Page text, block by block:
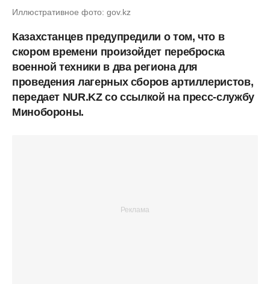
Иллюстративное фото: gov.kz
Казахстанцев предупредили о том, что в
скором времени произойдет переброска
военной техники в два региона для
проведения лагерных сборов артиллеристов,
передает NUR.KZ со ссылкой на пресс-службу
Минобороны.